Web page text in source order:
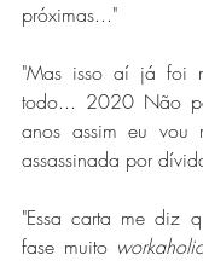
próximas..."
"Mas isso aí já foi
todo... 2020 Não
anos assim eu vou
assassinada por
"Essa carta me diz
fase muito